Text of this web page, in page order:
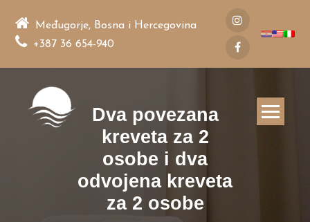
sadržaj
Međugorje, Bosna i Hercegovina
+387 36 654-940
Dva povezana
kreveta za 2
osobe i dva
odvojena kreveta
za 2 osobe